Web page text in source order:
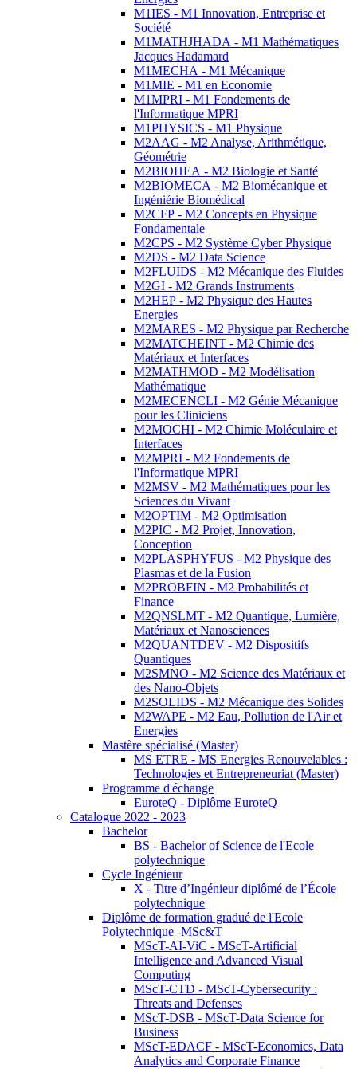
M1IES - M1 Innovation, Entreprise et
Société
M1MATHJHADA - M1 Mathématiques
Jacques Hadamard
M1MECHA - M1 Mécanique
M1MIE - M1 en Economie
M1MPRI - M1 Fondements de
l'Informatique MPRI
M1PHYSICS - M1 Physique
M2AAG - M2 Analyse, Arithmétique,
Géométrie
M2BIOHEA - M2 Biologie et Santé
M2BIOMECA - M2 Biomécanique et
Ingéniérie Biomédical
M2CFP - M2 Concepts en Physique
Fondamentale
M2CPS - M2 Système Cyber Physique
M2DS - M2 Data Science
M2FLUIDS - M2 Mécanique des Fluides
M2GI - M2 Grands Instruments
M2HEP - M2 Physique des Hautes
Energies
M2MARES - M2 Physique par Recherche
M2MATCHEINT - M2 Chimie des
Matériaux et Interfaces
M2MATHMOD - M2 Modélisation
Mathématique
M2MECENCLI - M2 Génie Mécanique
pour les Cliniciens
M2MOCHI - M2 Chimie Moléculaire et
Interfaces
M2MPRI - M2 Fondements de
l'Informatique MPRI
M2MSV - M2 Mathématiques pour les
Sciences du Vivant
M2OPTIM - M2 Optimisation
M2PIC - M2 Projet, Innovation,
Conception
M2PLASPHYFUS - M2 Physique des
Plasmas et de la Fusion
M2PROBFIN - M2 Probabilités et
Finance
M2QNSLMT - M2 Quantique, Lumière,
Matériaux et Nanosciences
M2QUANTDEV - M2 Dispositifs
Quantiques
M2SMNO - M2 Science des Matériaux et
des Nano-Objets
M2SOLIDS - M2 Mécanique des Solides
M2WAPE - M2 Eau, Pollution de l'Air et
Energies
Mastère spécialisé (Master)
MS ETRE - MS Energies Renouvelables :
Technologies et Entrepreneuriat (Master)
Programme d'échange
EuroteQ - Diplôme EuroteQ
Catalogue 2022 - 2023
Bachelor
BS - Bachelor of Science de l'Ecole
polytechnique
Cycle Ingénieur
X - Titre d’Ingénieur diplômé de l’École
polytechnique
Diplôme de formation gradué de l'Ecole
Polytechnique -MSc&T
MScT-AI-ViC - MScT-Artificial
Intelligence and Advanced Visual
Computing
MScT-CTD - MScT-Cybersecurity :
Threats and Defenses
MScT-DSB - MScT-Data Science for
Business
MScT-EDACF - MScT-Economics, Data
Analytics and Corporate Finance